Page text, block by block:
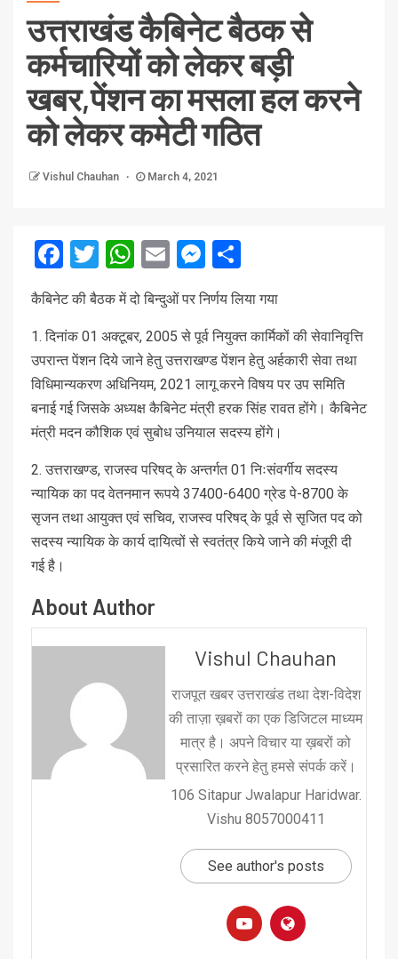
उत्तराखंड कैबिनेट बैठक से
कर्मचारियों को लेकर बड़ी
खबर,पेंशन का मसला हल करने
को लेकर कमेटी गठित
Vishul Chauhan March 4, 2021
Facebook
Twitter
WhatsApp
EmailMessenger
कैबिनेट की बैठक में दो बिन्दुओं पर निर्णय लिया गया
1. दिनांक 01 अक्टूबर, 2005 से पूर्व नियुक्त कार्मिकों की सेवानिवृत्ति
उपरान्त पेंशन दिये जाने हेतु उत्तराखण्ड पेंशन हेतु अर्हकारी सेवा तथा
विधिमान्यकरण अधिनियम, 2021 लागू करने विषय पर उप समिति
बनाई गई जिसके अध्यक्ष कैबिनेट मंत्री हरक सिंह रावत होंगे। कैबिनेट
मंत्री मदन कौशिक एवं सुबोध उनियाल सदस्य होंगे।
2. उत्तराखण्ड, राजस्व परिषद् के अन्तर्गत 01 निःसंवर्गीय सदस्य
न्यायिक का पद वेतनमान रूपये 37400-6400 ग्रेड पे-8700 के
सृजन तथा आयुक्त एवं सचिव, राजस्व परिषद् के पूर्व से सृजित पद को
सदस्य न्यायिक के कार्य दायित्वों से स्वतंत्र किये जाने की मंजूरी दी
गई है।
About Author
Vishul Chauhan
राजपूत खबर उत्तराखंड तथा देश-विदेश
की ताज़ा ख़बरों का एक डिजिटल माध्यम
मात्र है। अपने विचार या ख़बरों को
प्रसारित करने हेतु हमसे संपर्क करें।
106 Sitapur Jwalapur Haridwar.
Vishu 8057000411
See author's posts